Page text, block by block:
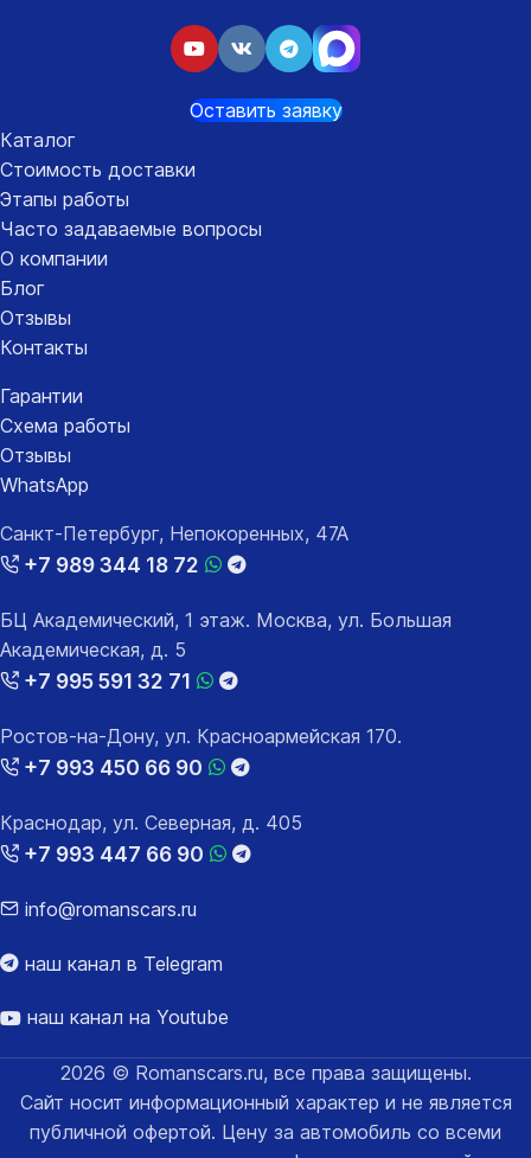
Оставить заявку
Каталог
Стоимость доставки
Этапы работы
Часто задаваемые вопросы
О компании
Блог
Отзывы
Контакты
Гарантии
Схема работы
Отзывы
WhatsApp
Санкт-Петербург, Непокоренных, 47А
+7 989 344 18 72
БЦ Академический, 1 этаж. Москва, ул. Большая
Академическая, д. 5
+7 995 591 32 71
Ростов-на-Дону, ул. Красноармейская 170.
+7 993 450 66 90
Краснодар, ул. Северная, д. 405
+7 993 447 66 90
info@romanscars.ru
наш канал в Telegram
наш канал на Youtube
2026 © Romanscars.ru, все права защищены.
Сайт носит информационный характер и не является
публичной офертой. Цену за автомобиль со всеми